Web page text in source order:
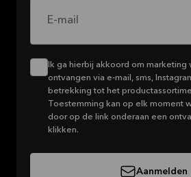
E-mail
Ik ga hierbij akkoord om marketing
ontvangen via e-mail, sms,
betrekking tot het
Toestemming kan op elk moment
door op de link onderaan een
klikken.
Aanmelden